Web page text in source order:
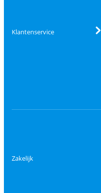
Klantenservice
Zakelijk